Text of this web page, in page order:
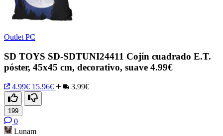
Outlet PC
SD TOYS SD-SDTUNI24411 Cojín cuadrado E.T.
póster, 45x45 cm, decorativo, suave 4.99€
4.99€ 15.96€ 3.99€
199
0
Lunam